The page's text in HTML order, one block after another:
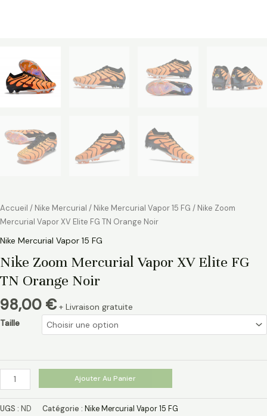
Accueil / Nike Mercurial / Nike Mercurial Vapor 15 FG / Nike Zoom
Mercurial Vapor XV Elite FG TN Orange Noir
Nike Mercurial Vapor 15 FG
Nike Zoom Mercurial Vapor XV Elite FG
TN Orange Noir
98,00 € + Livraison gratuite
Taille
Ajouter Au Panier
UGS : ND Catégorie : Nike Mercurial Vapor 15 FG